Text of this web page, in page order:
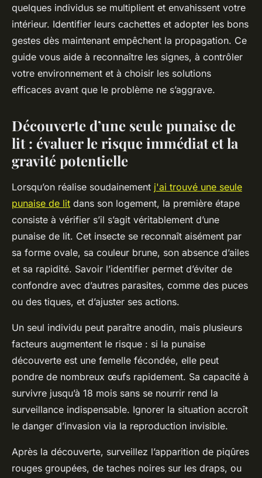
Salomé•30 mai 2025•3 min de lecture
quelques individus se multiplient et envahissent votre
intérieur. Identifier leurs cachettes et adopter les bons
gestes dès maintenant empêchent la propagation. Ce
guide vous aide à reconnaître les signes, à contrôler
votre environnement et à choisir les solutions
efficaces avant que le problème ne s’aggrave.
Découverte d’une seule punaise de
lit : évaluer le risque immédiat et la
gravité potentielle
Lorsqu’on réalise soudainement j'ai trouvé une seule
punaise de lit dans son logement, la première étape
consiste à vérifier s’il s’agit véritablement d’une
punaise de lit. Cet insecte se reconnaît aisément par
sa forme ovale, sa couleur brune, son absence d’ailes
et sa rapidité. Savoir l’identifier permet d’éviter de
confondre avec d’autres parasites, comme des puces
ou des tiques, et d’ajuster ses actions.
Un seul individu peut paraître anodin, mais plusieurs
facteurs augmentent le risque : si la punaise
découverte est une femelle fécondée, elle peut
pondre de nombreux œufs rapidement. Sa capacité à
survivre jusqu’à 18 mois sans se nourrir rend la
surveillance indispensable. Ignorer la situation accroît
le danger d’invasion via la reproduction invisible.
Après la découverte, surveillez l’apparition de piqûres
rouges groupées, de taches noires sur les draps, ou